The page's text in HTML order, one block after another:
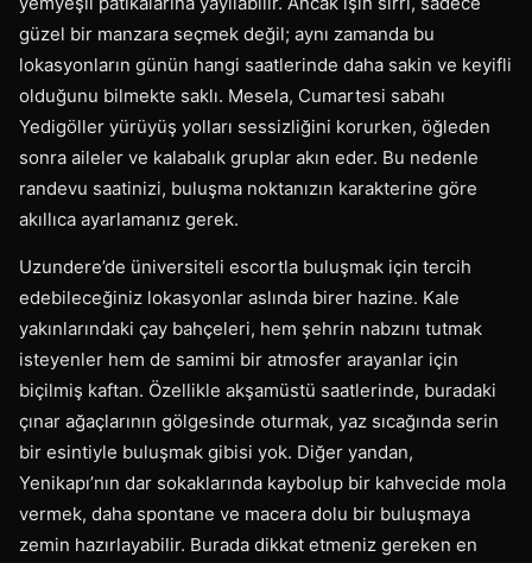
güzel bir manzara seçmek değil; aynı zamanda bu
lokasyonların günün hangi saatlerinde daha sakin ve keyifli
olduğunu bilmekte saklı. Mesela, Cumartesi sabahı
Yedigöller yürüyüş yolları sessizliğini korurken, öğleden
sonra aileler ve kalabalık gruplar akın eder. Bu nedenle
randevu saatinizi, buluşma noktanızın karakterine göre
akıllıca ayarlamanız gerek.
Uzundere’de üniversiteli escortla buluşmak için tercih
edebileceğiniz lokasyonlar aslında birer hazine. Kale
yakınlarındaki çay bahçeleri, hem şehrin nabzını tutmak
isteyenler hem de samimi bir atmosfer arayanlar için
biçilmiş kaftan. Özellikle akşamüstü saatlerinde, buradaki
çınar ağaçlarının gölgesinde oturmak, yaz sıcağında serin
bir esintiyle buluşmak gibisi yok. Diğer yandan,
Yenikapı’nın dar sokaklarında kaybolup bir kahvecide mola
vermek, daha spontane ve macera dolu bir buluşmaya
zemin hazırlayabilir. Burada dikkat etmeniz gereken en